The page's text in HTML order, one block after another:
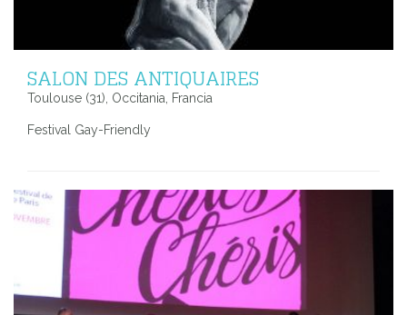
SALON DES ANTIQUAIRES
Toulouse (31), Occitania, Francia
Festival Gay-Friendly